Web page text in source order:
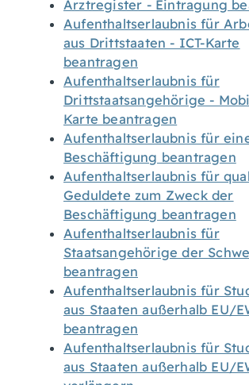
Arztregister - Eintragung
Aufenthaltserlaubnis für
aus Drittstaaten - ICT-Karte
beantragen
Aufenthaltserlaubnis für
Drittstaatsangehörige -
Karte beantragen
Aufenthaltserlaubnis für
Beschäftigung beantragen
Aufenthaltserlaubnis für
Geduldete zum Zweck der
Beschäftigung beantragen
Aufenthaltserlaubnis für
Staatsangehörige der
beantragen
Aufenthaltserlaubnis für
aus Staaten außerhalb EU/
beantragen
Aufenthaltserlaubnis für
aus Staaten außerhalb EU/